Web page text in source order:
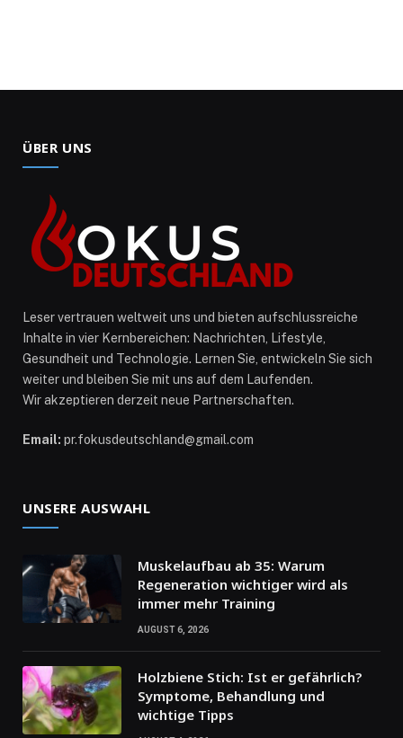
ÜBER UNS
Leser vertrauen weltweit uns und bieten aufschlussreiche
Inhalte in vier Kernbereichen: Nachrichten, Lifestyle,
Gesundheit und Technologie. Lernen Sie, entwickeln Sie sich
weiter und bleiben Sie mit uns auf dem Laufenden.
Wir akzeptieren derzeit neue Partnerschaften.
Email: pr.fokusdeutschland@gmail.com
UNSERE AUSWAHL
Muskelaufbau ab 35: Warum
Regeneration wichtiger wird als
immer mehr Training
AUGUST 6, 2026
Holzbiene Stich: Ist er gefährlich?
Symptome, Behandlung und
wichtige Tipps